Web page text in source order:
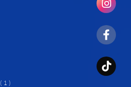
( 1 )